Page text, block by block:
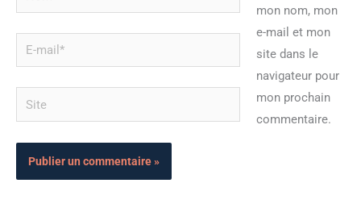
mail*
Site
mon nom, mon
e-mail et mon
site dans le
navigateur pour
mon prochain
commentaire.